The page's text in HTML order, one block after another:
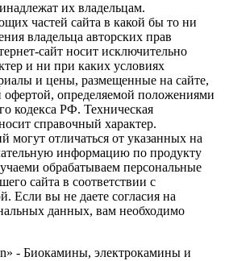
их владельцам.
частей сайта в какой бы то ни
владельца авторских прав
сайт носит исключительно
и ни при каких условиях
и цены, размещенные на сайте,
офертой, определяемой положениями
кодекса РФ. Техническая
справочный характер.
могут отличаться от указанных на
информацию по продукту
обрабатываем персональные
сайта в соответствии с
Если вы не даете согласия на
данных, вам необходимо
- Биокамины, электрокамины и